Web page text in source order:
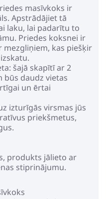
masīvkoks ir
Apstrādājiet tā
laku, lai padarītu to
Priedes koksnei ir
kas piešķir
šajā skapītī ar 2
būs daudz vietas
un ērtai
izturīgās virsmas jūs
priekšmetus,
produkts jālieto ar
stiprinājumu.